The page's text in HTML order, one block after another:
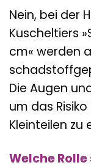
Nein, bei der
Kuscheltiers
cm« werden
Die Augen
um das
Kleinteilen zu
Welche